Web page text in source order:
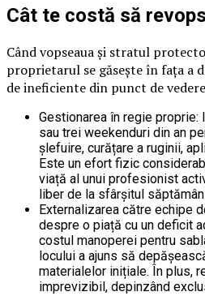
Cât te costă să
Când vopseaua și stratul
proprietarul se găsește în fața a
de ineficiente din punct de
Gestionarea în regie
sau trei weekenduri din an
șlefuire, curățare a ruginii,
Este un efort fizic
viață al unui profesionist
liber de la sfârșitul
Externalizarea către echipe
despre o piață cu un deficit
costul manoperei pentru
locului a ajuns să
materialelor inițiale. În plus,
imprevizibil, depinzând